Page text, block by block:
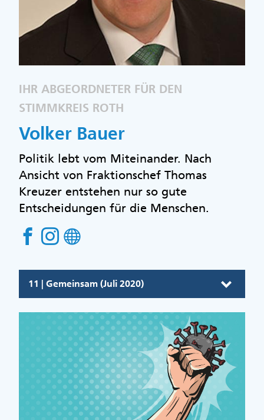
11 | Gemeinsam (Juli 2020)
IHR ABGEORDNETER FÜR DEN
STIMMKREIS ROTH
Volker Bauer
Politik lebt vom Miteinander. Nach
Ansicht von Fraktionschef Thomas
Kreuzer entstehen nur so gute
Entscheidungen für die Menschen.